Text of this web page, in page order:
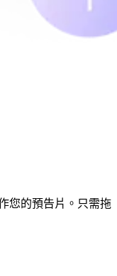
您的預告片。只需拖